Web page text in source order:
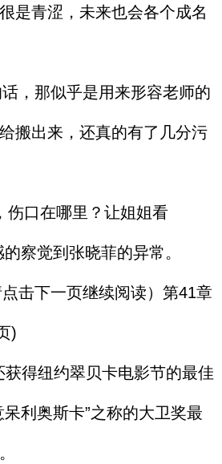
是青涩，未来也会各个成名
，那似乎是用来形容老师的
搬出来，还真的有了几分污
口在哪里？让姐姐看
察觉到张晓菲的异常。
击下一页继续阅读）第41章
)
得纽约翠贝卡电影节的最佳
呆利奥斯卡”之称的大卫奖最